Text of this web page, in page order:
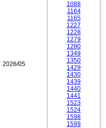
2026/05
1088
1164
1165
1227
1228
1279
1280
1349
1350
1429
1430
1439
1440
1441
1523
1524
1598
1599